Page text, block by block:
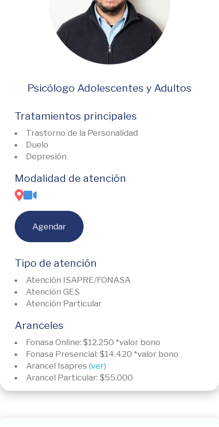
Psicólogo Adolescentes y Adultos
Tratamientos principales
Trastorno de la Personalidad
Duelo
Depresión
Modalidad de atención
Agendar
Tipo de atención
Atención ISAPRE/FONASA
Atención GES
Atención Particular
Aranceles
Fonasa Online: $12.250 *valor bono
Fonasa Presencial: $14.420 *valor bono
Arancel Isapres (ver)
Arancel Particular: $55.000